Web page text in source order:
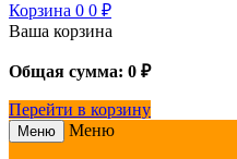
Корзина 0 0 ₽
Ваша корзина
Общая сумма: 0 ₽
Перейти в корзину
Меню Меню